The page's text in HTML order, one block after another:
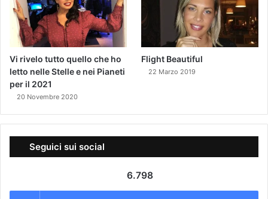
Vi rivelo tutto quello che ho
letto nelle Stelle e nei Pianeti
per il 2021
20 Novembre 2020
Flight Beautiful
22 Marzo 2019
Seguici sui social
6.798